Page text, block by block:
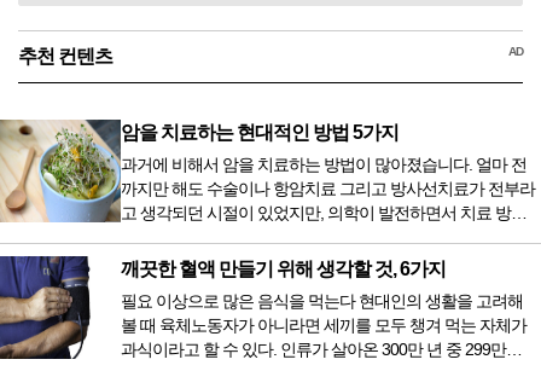
추천 컨텐츠 AD
암을 치료하는 현대적인 방법 5가지
과거에 비해서 암을 치료하는 방법이 많아졌습니다. 얼마 전
까지만 해도 수술이나 항암치료 그리고 방사선치료가 전부라
고 생각되던 시절이 있었지만, 의학이 발전하면서 치료 방법
오면서 암을 치료하는 방법이 하나 더 추가되었습니다. 중입
자 치료를 받기 위해서는 일본이나 독일 등 중입자 치료기가
있는 나라에 가서 힘들게 치료받았지만 얼마 전 국내 도입 후
전립선암 환자를 시작으로 중입자 치료기가 가동되었습니다.
치료 범위가 한정되어 모든 암 환자가 중입자 치료를 받을 수
깨끗한 혈액 만들기 위해 생각할 것, 6가지
필요 이상으로 많은 음식을 먹는다 현대인의 생활을 고려해
볼 때 육체노동자가 아니라면 세끼를 모두 챙겨 먹는 자체가
과식이라고 할 수 있다. 인류가 살아온 300만 년 중 299만